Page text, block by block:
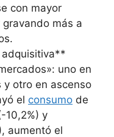
con mayor
más a
uno en
y otro en ascenso
el consumo de
10,2%) y
aumentó el